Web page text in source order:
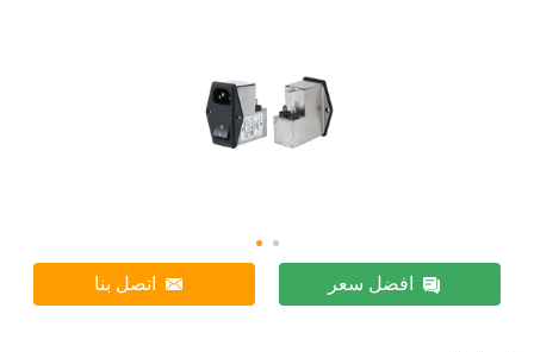
افضل سعر اتصل بنا